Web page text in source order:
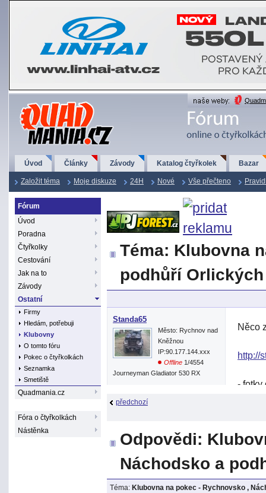
QuadMania.cz
Úvod Články Závody Katalog čtyřkolek Bazar
Založit téma Moje diskuze 24H Nové Vše přečteno
Fórum
Úvod
Poradna
Čtyřkolky
Cestování
Jak na to
Závody
Ostatní
Firmy
Hledám, potřebuji
Klubovny
O tomto fóru
Pokec o čtyřkolkách
Seznamka
Smetiště
Quadmania.cz
Fóra o čtyřkolkách
Nástěnka
Téma: Klubovna
podhůří
Standa65
Město: Rychnov nad
Kněžnou
IP:90.177.144.xxx
Offline 1/4554
Journeyman Gladiator 530 RX
Něco
http://
- fotky
předchozí
Odpovědi:
Náchodsko a
Téma: Klubovna na pokec - Rychnovsko ,